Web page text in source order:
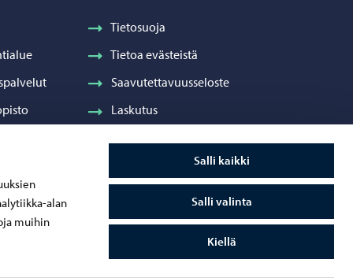
alan
muihin
Salli kaikki
Salli valinta
Kiellä
Tietosuoja
Tietoa evästeistä
Saavutettavuusseloste
Laskutus